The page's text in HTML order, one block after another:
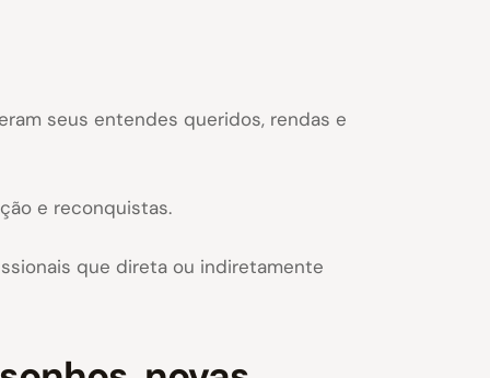
seus entendes queridos, rendas e
e reconquistas.
que direta ou indiretamente